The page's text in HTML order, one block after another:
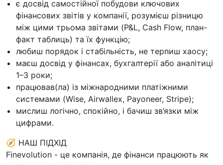
є досвід самостійної побудови ключових
фінансових звітів у компанії, розумієш різницю
між цими трьома звітами (P&L, Cash Flow, план-
факт таблиць) та їх функцію;
любиш порядок і стабільність, не терпиш хаосу;
маєш досвід у фінансах, бухгалтерії або аналітиці
1–3 роки;
працював(ла) із міжнародними платіжними
системами (Wise, Airwallex, Payoneer, Stripe);
мислиш логічно, спокійно, і бачиш зв’язки між
цифрами.
🧭 НАШ ПІДХІД
Finevolution - це компанія, де фінанси працюють як